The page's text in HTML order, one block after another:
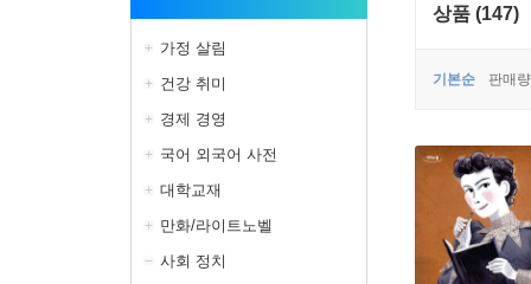
가정 살림
건강 취미
경제 경영
국어 외국어 사전
대학교재
만화/라이트노벨
사회 정치
상품 (147)
기본순 판매